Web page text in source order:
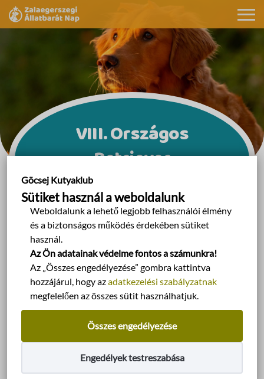
Göcsej Kutyaklub
Sütiket használ a weboldalunk
Weboldalunk a lehető legjobb felhasználói élmény
és a biztonságos működés érdekében sütiket
használ.
Az Ön adatainak védelme fontos a számunkra!
Az „Összes engedélyezése” gombra kattintva
hozzájárul, hogy azadatkezelési szabályzatnak
megfelelően az összes sütit használhatjuk.
Összes engedélyezése
Engedélyek testreszabása
VIII. Országos
Retriever
2024 június 1-én újraRetriever Találkozó
Zalaegerszegen!
A rendezvény az Zalaegerszegi Állatbarát nap
része és regisztrációhoz kötött!
Sok-sok évvel ezelőtt a találkozó ötlete onnan
indult, hogy a kutyáink együtt tölthessenek egy
önfeledt napot játékkal, pancsolással,